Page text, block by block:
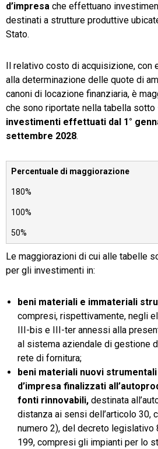
d’impresa che effettuano
destinati a strutture produttive
Stato.
Il relativo costo di acquisizione,
alla determinazione delle quote di
canoni di locazione finanziaria, è
che sono riportate nella tabella
investimenti effettuati dal 1°
settembre 2028.
Percentuale di maggiorazione
180%
100%
50%
Le maggiorazioni di cui alle tabelle
per gli investimenti in:
beni materiali e immateriali
compresi, rispettivamente, negli
III-bis e III-ter annessi alla
al sistema aziendale di gestione
rete di fornitura;
beni materiali nuovi
d’impresa finalizzati
fonti rinnovabili, destinata
distanza ai sensi dell’articolo 30,
numero 2), del decreto legislativo
199, compresi gli impianti per lo